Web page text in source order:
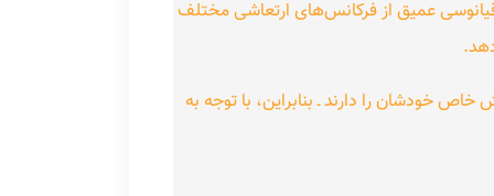
عمیق از فرکانس‌های ارتعاشی مختلف
خودشان را دارند ـ بنابراین، با توجه به